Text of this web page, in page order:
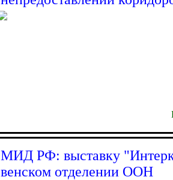
МИД РФ: выставку
венском отделении ООН